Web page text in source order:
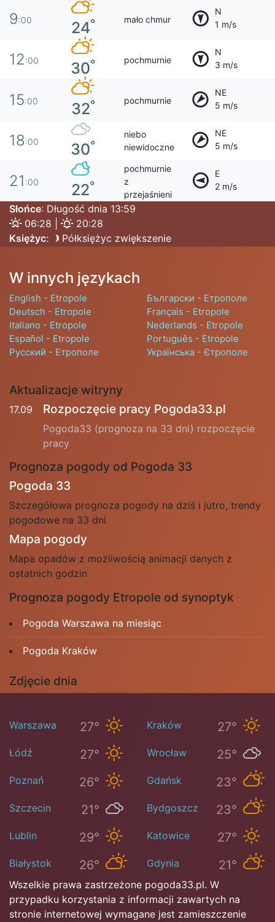
9:00 24° mało chmur
N
1 m/s
12:00 30° pochmurnie
N
3 m/s
15:00 32° pochmurnie
NE
5 m/s
18:00 30°
niebo
niewidoczne
NE
5 m/s
21 :00 22°
pochmurnie
z
przejaśnieni
E
2 m/s
Słońce: Długość dnia 13:59
06:28 |
20:28
Księżyc: Półksiężyc zwiększenie
W innych językach
English - Etropole
Български - Етрополе
Deutsch - Etropole
Français - Etropole
Italiano - Etropole
Nederlands - Etropole
Español - Etropole
Português - Etropole
Русский - Етрополе
Українська - Єтрополе
Aktualizacje witryny
17.09 Rozpoczęcie pracy Pogoda33.pl
Pogoda33 (prognoza na 33 dni) rozpoczęcie
pracy
Prognoza pogody od Pogoda 33
Pogoda 33
Szczegółowa prognoza pogody na dziś i jutro, trendy
pogodowe na 33 dni
Mapa pogody
Mapa opadów z możliwością animacji danych z
ostatnich godzin
Prognoza pogody Etropole od synoptyk
Pogoda Warszawa na miesiąc
Pogoda Kraków
Zdjęcie dnia
Warszawa 27° Kraków 27°
Łódź 27° Wrocław 25°
Poznań 26° Gdańsk 23°
Szczecin 21° Bydgoszcz 23°
Lublin 29° Katowice 27°
Białystok 26° Gdynia 21°
Wszelkie prawa zastrzeżone pogoda33.pl. W
przypadku korzystania z informacji zawartych na
stronie internetowej wymagane jest zamieszczenie